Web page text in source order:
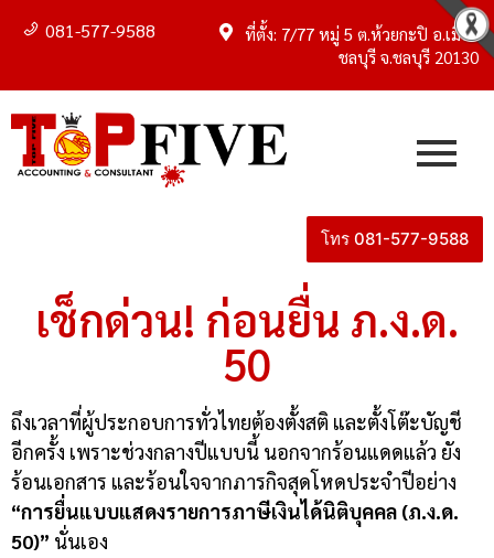
081-577-9588
ที่ตั้ง: 7/77 หมู่ 5 ต.ห้วยกะปิ อ.เมือง
ชลบุรี จ.ชลบุรี 20130
โทร 081-577-9588
เช็กด่วน! ก่อนยื่น ภ.ง.ด.
50
ถึงเวลาที่ผู้ประกอบการทั่วไทยต้องตั้งสติ และตั้งโต๊ะบัญชี
อีกครั้ง เพราะช่วงกลางปีแบบนี้ นอกจากร้อนแดดแล้ว ยัง
ร้อนเอกสาร และร้อนใจจากภารกิจสุดโหดประจำปีอย่าง
“การยื่นแบบแสดงรายการภาษีเงินได้นิติบุคคล (ภ.ง.ด.
50)” นั่นเอง